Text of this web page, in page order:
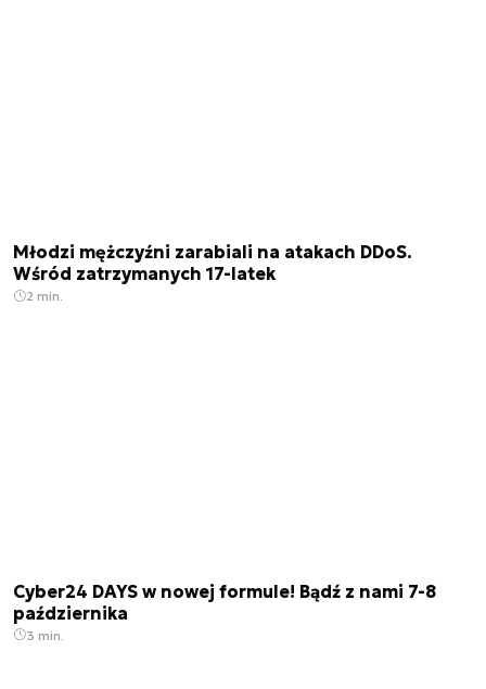
Młodzi mężczyźni zarabiali na atakach DDoS.
Wśród zatrzymanych 17-latek
2 min.
Cyber24 DAYS w nowej formule! Bądź z nami 7-8
października
3 min.